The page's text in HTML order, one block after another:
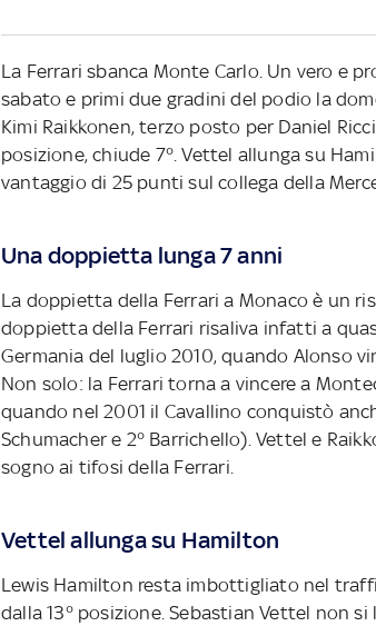
La Ferrari sbanca Monte Carlo. Un vero e
sabato e primi due gradini del podio la
Kimi Raikkonen, terzo posto per Daniel
posizione, chiude 7°. Vettel allunga su
vantaggio di 25 punti sul collega della
Una doppietta lunga 7 anni
La doppietta della Ferrari a Monaco è un
doppietta della Ferrari risaliva infatti a
Germania del luglio 2010, quando Alonso
Non solo: la Ferrari torna a vincere a
quando nel 2001 il Cavallino conquistò
Schumacher e 2° Barrichello). Vettel e
sogno ai tifosi della Ferrari.
Vettel allunga su Hamilton
Lewis Hamilton resta imbottigliato nel
dalla 13° posizione. Sebastian Vettel non